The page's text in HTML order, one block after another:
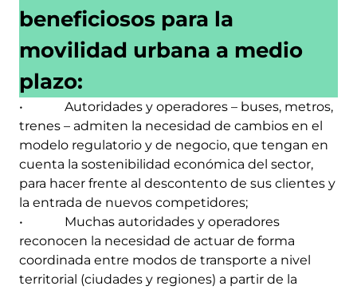
beneficiosos para la
movilidad urbana a medio
plazo:
• Autoridades y operadores – buses, metros,
trenes – admiten la necesidad de cambios en el
modelo regulatorio y de negocio, que tengan en
cuenta la sostenibilidad económica del sector,
para hacer frente al descontento de sus clientes y
la entrada de nuevos competidores;
• Muchas autoridades y operadores
reconocen la necesidad de actuar de forma
coordinada entre modos de transporte a nivel
territorial (ciudades y regiones) a partir de la